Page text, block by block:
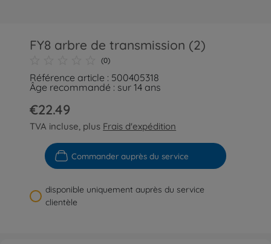
FY8 arbre de transmission (2)
(0)
Référence article : 500405318
Âge recommandé : sur 14 ans
€22.49
TVA incluse, plus Frais d'expédition
Commander auprès du service
disponible uniquement auprès du service
clientèle